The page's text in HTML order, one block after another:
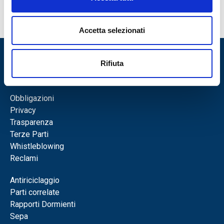
Accetta selezionati
Rifiuta
Partnership
Obbligazioni
Privacy
Trasparenza
Terze Parti
Whistleblowing
Reclami
Antiriciclaggio
Parti correlate
Rapporti Dormienti
Sepa